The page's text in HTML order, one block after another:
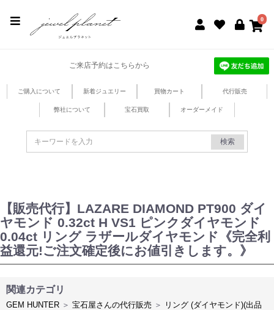
0
ご来店予約はこちらから
ご購入について 新着ジュエリー 買物カート 代行販売
弊社について 宝石買取 オーダーメイド
検索
【販売代行】LAZARE DIAMOND PT900 ダイ
ヤモンド 0.32ct H VS1 ピンクダイヤモンド
0.04ct リング ラザールダイヤモンド《完全利
益還元!ご注文確定後にお値引きします。》
関連カテゴリ
GEM HUNTER ＞ 宝石屋さんの代行販売 ＞
リング (ダイヤモンド)(出品